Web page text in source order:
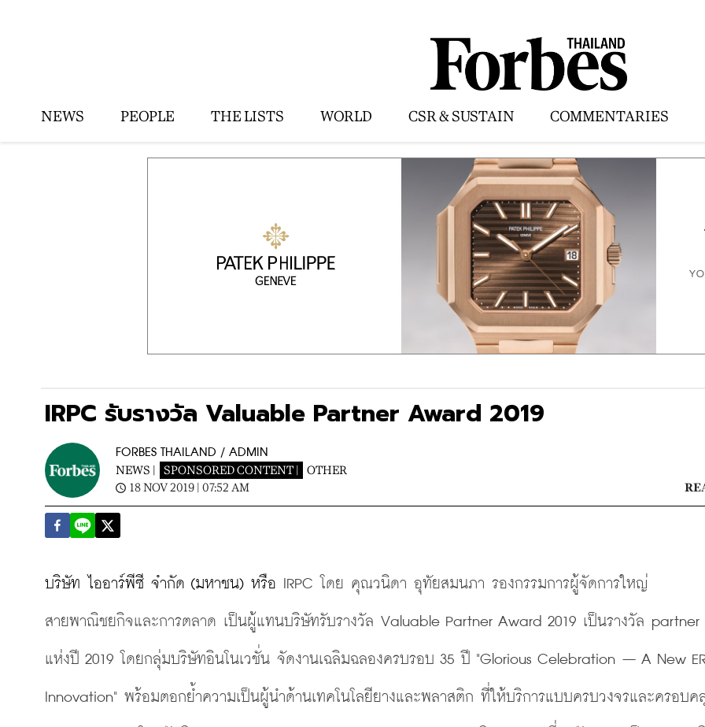
NEWS PEOPLE THE LISTS WORLD CSR & SUSTAIN COMMENTARIES
IRPC รับรางวัล Valuable Partner Award 2019
FORBES THAILAND / ADMIN
NEWS |
SPONSORED CONTENT |
OTHER
18 NOV 2019 | 07:52 AM
บริษัท ไออาร์พีซี จำกัด (มหาชน) หรือ IRPC โดย คุณวนิดา อุทัยสมนภา รองกรรมการผู้จัดการใหญ่
สายพาณิชยกิจและการตลาด เป็นผู้แทนบริษัทรับรางวัล Valuable Partner Award 2019 เป็นรางวัล partner
แห่งปี 2019 โดยกลุ่มบริษัทอินโนเวชั่น จัดงานเฉลิมฉลองครบรอบ 35 ปี "Glorious Celebration – A New
Innovation" พร้อมตอกย้ำความเป็นผู้นำด้านเทคโนโลยียางและพลาสติก ที่ให้บริการแบบครบวงจรและครอบค